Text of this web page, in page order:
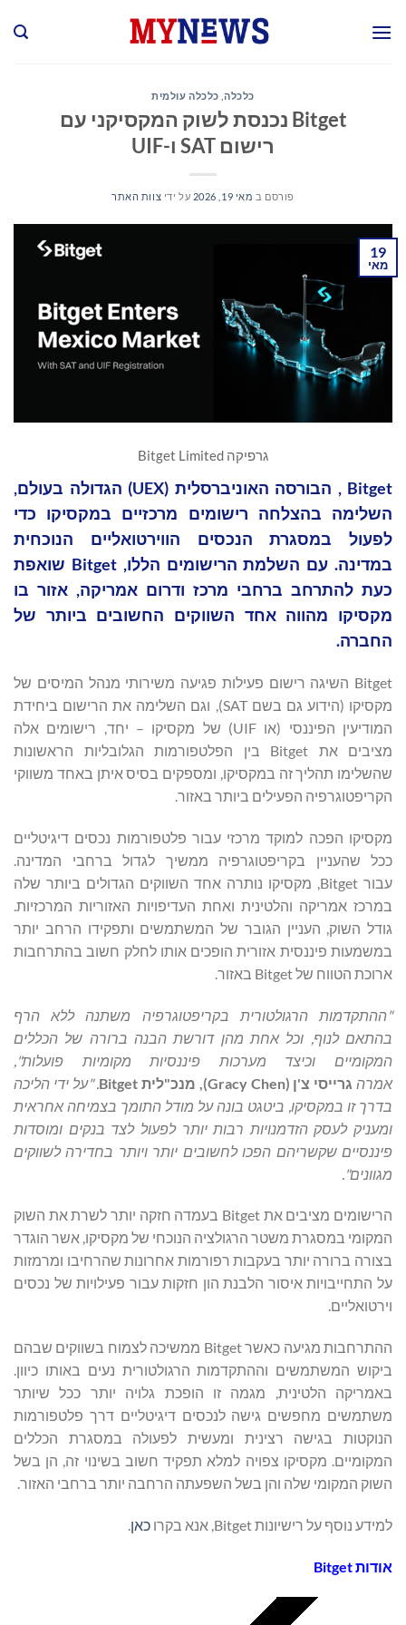
כלכלה, כלכלה עולמית
Bitget נכנסת לשוק המקסיקני עם
רישום SAT ו-UIF
פורסם ב מאי 19, 2026 על ידי צוות האתר
19
מאי
גרפיקה Bitget Limited
Bitget , הבורסה האוניברסלית (UEX) הגדולה בעולם,
השלימה בהצלחה רישומים מרכזיים במקסיקו כדי
לפעול במסגרת הנכסים הווירטואליים הנוכחית
במדינה. עם השלמת הרישומים הללו, Bitget שואפת
כעת להתרחב ברחבי מרכז ודרום אמריקה, אזור בו
מקסיקו מהווה אחד השווקים החשובים ביותר של
החברה.
Bitget השיגה רישום פעילות פגיעה משירותי מנהל המיסים של
מקסיקו (הידוע גם בשם SAT), וגם השלימה את הרישום ביחידת
המודיעין הפיננסי (או UIF) של מקסיקו – יחד, רישומים אלה
מציבים את Bitget בין הפלטפורמות הגלובליות הראשונות
שהשלימו תהליך זה במקסיקו, ומספקים בסיס איתן באחד משווקי
הקריפטוגרפיה הפעילים ביותר באזור.
מקסיקו הפכה למוקד מרכזי עבור פלטפורמות נכסים דיגיטליים
ככל שהעניין בקריפטוגרפיה ממשיך לגדול ברחבי המדינה.
עבור Bitget, מקסיקו נותרה אחד השווקים הגדולים ביותר שלה
במרכז אמריקה והלטינית ואחת העדיפויות האזוריות המרכזיות.
גודל השוק, העניין הגובר של המשתמשים ותפקידו הרחב יותר
במשמעות פיננסית אזורית הופכים אותו לחלק חשוב בהתרחבות
ארוכת הטווח של Bitget באזור.
"ההתקדמות הרגולטורית בקריפטוגרפיה משתנה ללא הרף
בהתאם לנוף, וכל אחת מהן דורשת הבנה ברורה של הכללים
המקומיים וכיצד מערכות פיננסיות מקומיות פועלות",
אמרה גרייסי צ'ן (Gracy Chen), מנכ"לית Bitget . "על ידי הליכה
בדרך זו במקסיקו, ביטגט בונה על מודל התומך בצמיחה אחראית
ומעניק לעסק הזדמנויות רבות יותר לפעול לצד בנקים ומוסדות
פיננסיים שקשריהם הפכו לחשובים יותר ויותר בחדירה לשווקים
מגוונים".
הרישומים מציבים את Bitget בעמדה חזקה יותר לשרת את השוק
המקומי במסגרת משטר הרגולציה הנוכחי של מקסיקו, אשר הוגדר
בצורה ברורה יותר בעקבות רפורמות אחרונות שהרחיבו ומרמזות
על התחייבויות איסור הלבנת הון חזקות עבור פעילויות של נכסים
וירטואליים.
ההתרחבות מגיעה כאשר Bitget ממשיכה לצמוח בשווקים שבהם
ביקוש המשתמשים וההתקדמות הרגולטורית נעים באותו כיוון.
באמריקה הלטינית, מגמה זו הופכת גלויה יותר ככל שיותר
משתמשים מחפשים גישה לנכסים דיגיטליים דרך פלטפורמות
הנוקטות בגישה רצינית ומעשית לפעולה במסגרת הכללים
המקומיים. מקסיקו צפויה למלא תפקיד חשוב בשינוי זה, הן בשל
השוק המקומי שלה והן בשל השפעתה הרחבה יותר ברחבי האזור.
למידע נוסף על רישיונות Bitget, אנא בקרו כאן.
אודותBitget